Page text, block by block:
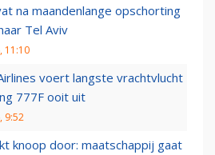
na maandenlange opschorting
Tel Aviv
11:10
voert langste vrachtvlucht
777F ooit uit
9:52
knoop door: maatschappij gaat